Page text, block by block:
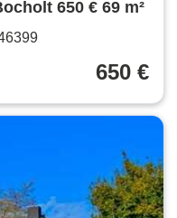
650 € 69 m²
650 €